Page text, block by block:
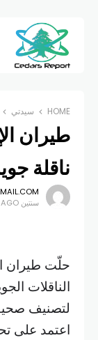
HOME سيدتي
طيران
ناقلة
سنتين AGO
حلّت طيران
لتصنيف
اعتمد على تحليل شمل 90